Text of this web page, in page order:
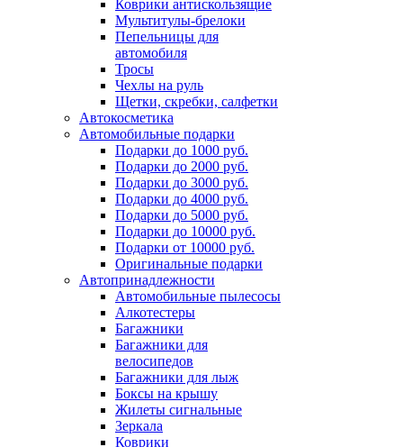
Коврики антискользящие
Мультитулы-брелоки
Пепельницы для
автомобиля
Тросы
Чехлы на руль
Щетки, скребки, салфетки
Автокосметика
Автомобильные подарки
Подарки до 1000 руб.
Подарки до 2000 руб.
Подарки до 3000 руб.
Подарки до 4000 руб.
Подарки до 5000 руб.
Подарки до 10000 руб.
Подарки от 10000 руб.
Оригинальные подарки
Автопринадлежности
Автомобильные пылесосы
Алкотестеры
Багажники
Багажники для
велосипедов
Багажники для лыж
Боксы на крышу
Жилеты сигнальные
Зеркала
Коврики